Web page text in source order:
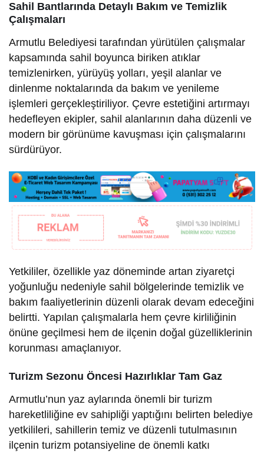
Sahil Bantlarında Detaylı Bakım ve Temizlik
Çalışmaları
Armutlu Belediyesi tarafından yürütülen çalışmalar
kapsamında sahil boyunca biriken atıklar
temizlenirken, yürüyüş yolları, yeşil alanlar ve
dinlenme noktalarında da bakım ve yenileme
işlemleri gerçekleştiriliyor. Çevre estetiğini artırmayı
hedefleyen ekipler, sahil alanlarının daha düzenli ve
modern bir görünüme kavuşması için çalışmalarını
sürdürüyor.
Yetkililer, özellikle yaz döneminde artan ziyaretçi
yoğunluğu nedeniyle sahil bölgelerinde temizlik ve
bakım faaliyetlerinin düzenli olarak devam edeceğini
belirtti. Yapılan çalışmalarla hem çevre kirliliğinin
önüne geçilmesi hem de ilçenin doğal güzelliklerinin
korunması amaçlanıyor.
Turizm Sezonu Öncesi Hazırlıklar Tam Gaz
Armutlu’nun yaz aylarında önemli bir turizm
hareketliliğine ev sahipliği yaptığını belirten belediye
yetkilileri, sahillerin temiz ve düzenli tutulmasının
ilçenin turizm potansiyeline de önemli katkı